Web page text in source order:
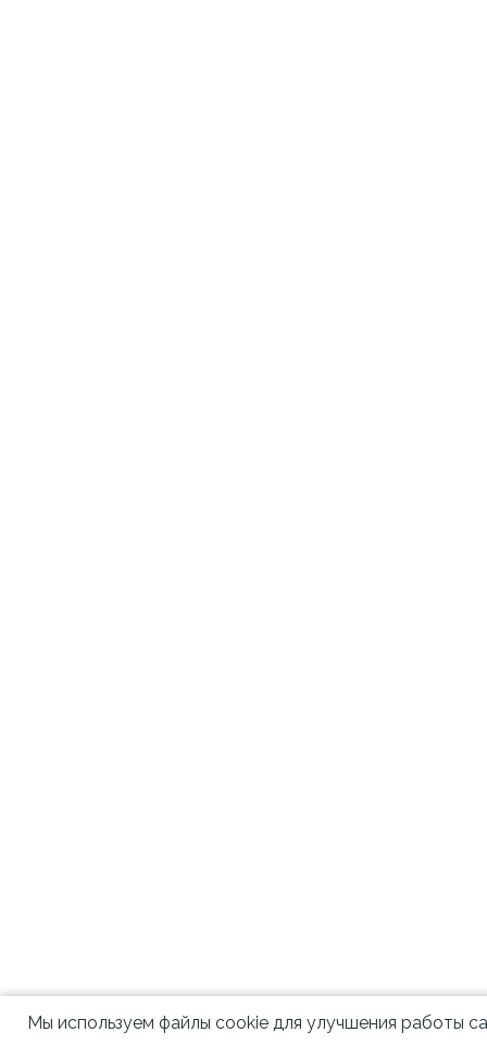
Мы используем файлы cookie для улучшения работы